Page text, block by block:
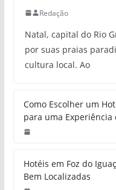
Redação
Natal, capital do Rio
por suas praias
cultura local. Ao
Como Escolher um
para uma Experiência
Hotéis em Foz do
Bem Localizadas